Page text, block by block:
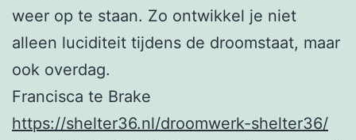
weer op te staan. Zo ontwikkel je niet
alleen luciditeit tijdens de droomstaat, maar
ook overdag.
Francisca te Brake
https://shelter36.nl/droomwerk-shelter36/